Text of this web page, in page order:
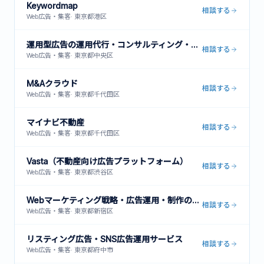
Keywordmap
Web広告・集客· 東京都港区
相談する
運用型広告の運用代行・コンサルティング・インハウス支援
Web広告・集客· 東京都中央区
相談する
M&Aクラウド
Web広告・集客· 東京都千代田区
相談する
マイナビ不動産
Web広告・集客· 東京都千代田区
相談する
Vasta（不動産向け広告プラットフォーム）
Web広告・集客· 東京都渋谷区
相談する
Webマーケティング戦略・広告運用・制作の一括支援サービス
Web広告・集客· 東京都新宿区
相談する
リスティング広告・SNS広告運用サービス
Web広告・集客· 東京都府中市
相談する